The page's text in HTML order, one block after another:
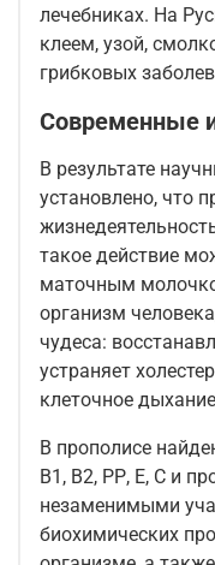
лечебниках. На
клеем, узой,
грибковых
Современные
В результате
установлено, что
такое действие
маточным
организм
чудеса:
устраняет
клеточное
В прополисе
B1, B2, РР, Е, С и
незаменимыми
биохимических